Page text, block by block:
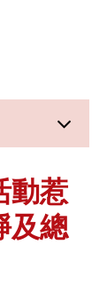
動惹
及總